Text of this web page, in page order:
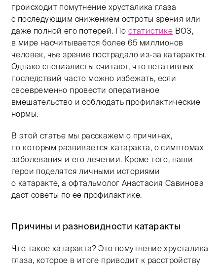
происходит помутнение хрусталика глаза
с последующим снижением остроты зрения или
даже полной его потерей. Постатистике ВОЗ,
в мире насчитывается более 65 миллионов
человек, чье зрение пострадало из-за катаракты.
Однако специалисты считают, что негативных
последствий часто можно избежать, если
своевременно провести оперативное
вмешательство и соблюдать профилактические
нормы.
В этой статье мы расскажем о причинах,
по которым развивается катаракта, о симптомах
заболевания и его лечении. Кроме того, наши
герои поделятся личными историями
о катаракте, а офтальмолог Анастасия Савинова
даст советы по ее профилактике.
Причины и разновидности катаракты
Что такое катаракта? Это помутнение хрусталика
глаза, которое в итоге приводит к расстройству